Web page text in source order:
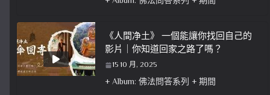
《人間净土》 一個能讓你找回自己的
影片｜你知道回家之路了嗎？
15 10 月, 2025
+ Album: 佛法問答系列 + 期間